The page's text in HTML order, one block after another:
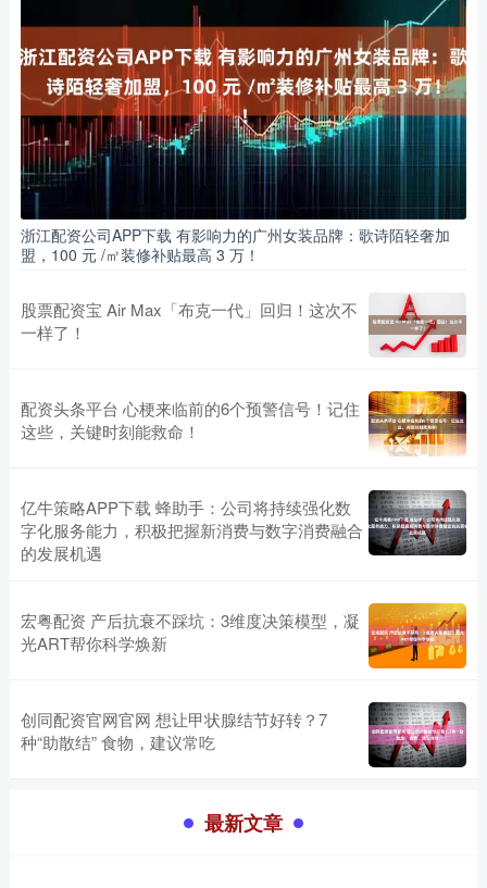
浙江配资公司APP下载 有影响力的广州女装品牌：歌诗陌轻奢加
盟，100 元 /㎡装修补贴最高 3 万！
股票配资宝 Air Max「布克一代」回归！这次不
一样了！
配资头条平台 心梗来临前的6个预警信号！记住
这些，关键时刻能救命！
亿牛策略APP下载 蜂助手：公司将持续强化数
字化服务能力，积极把握新消费与数字消费融合
的发展机遇
宏粤配资 产后抗衰不踩坑：3维度决策模型，凝
光ART帮你科学焕新
创同配资官网官网 想让甲状腺结节好转？7
种“助散结” 食物，建议常吃
最新文章